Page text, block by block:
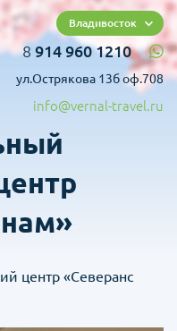
Владивосток
8 914 960 1210
ул.Острякова 13б оф.708
info@vernal-travel.ru
центр «Северанс